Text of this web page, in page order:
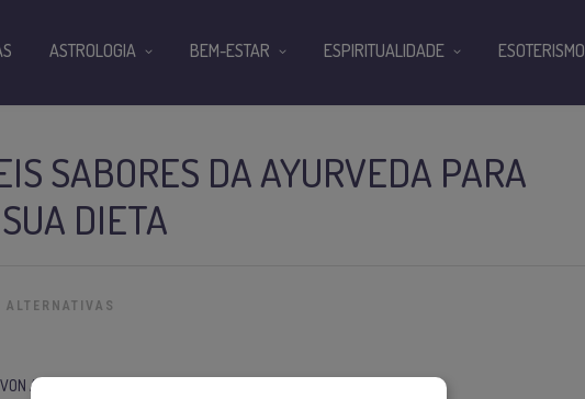
SABORES DA AYURVEDA PARA
DIETA
ALTERNATIVAS
AH
ASTROLOGIA BEM-ESTAR ESPIRITUALIDADE ESOTERISMO